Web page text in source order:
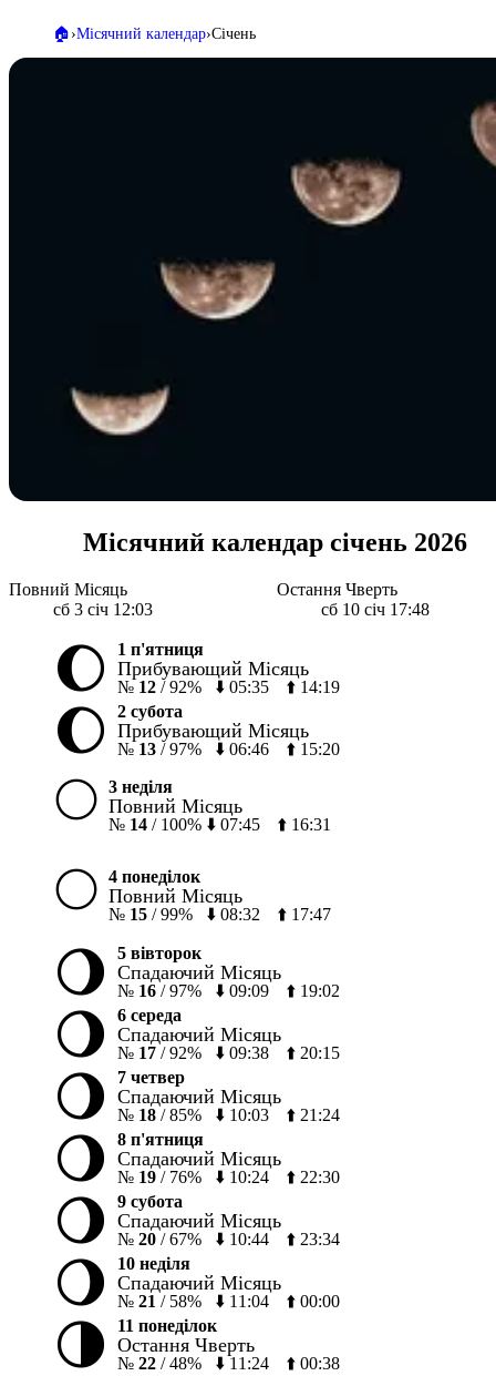
🏠️ Місячний календар Січень
Місячний календар січень 2026
Повний Місяць
сб 3 січ 12:03
Остання Чверть
сб 10 січ 17:48
🌔 1 п'ятниця
Прибувающий Місяць
№ 12 /92% ⬇️ 05:35 ⬆️ 14:19
🌔 2 субота
Прибувающий Місяць
№ 13 /97% ⬇️ 06:46 ⬆️ 15:20
🌕 3 неділя
Повний Місяць
№ 14 / 100% ⬇️ 07:45 ⬆️ 16:31
🌕 4 понеділок
Повний Місяць
№ 15 /99% ⬇️ 08:32 ⬆️ 17:47
🌖 5 вівторок
Спадаючий Місяць
№ 16 /97% ⬇️ 09:09 ⬆️ 19:02
🌖 6 середа
Спадаючий Місяць
№ 17 /92% ⬇️ 09:38 ⬆️ 20:15
🌖 7 четвер
Спадаючий Місяць
№ 18 /85% ⬇️ 10:03 ⬆️ 21:24
🌖 8 п'ятниця
Спадаючий Місяць
№ 19 / 76% ⬇️ 10:24 ⬆️ 22:30
🌖 9 субота
Спадаючий Місяць
№ 20 /67% ⬇️ 10:44 ⬆️ 23:34
🌖 10 неділя
Спадаючий Місяць
№ 21 / 58% ⬇️ 11:04 ⬆️ 00:00
🌗 11 понеділок
Остання Чверть
№ 22 /48% ⬇️ 11:24 ⬆️ 00:38